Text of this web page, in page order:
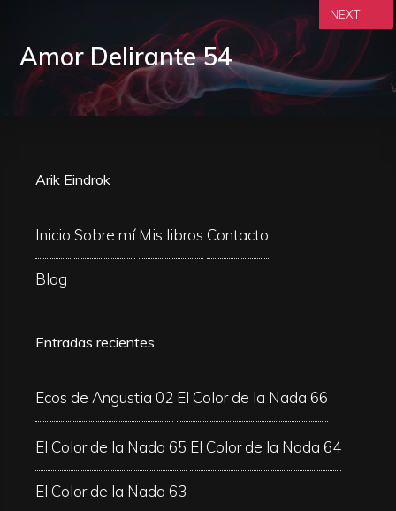
Amor Delirante 54
NEXT
Arik Eindrok
Inicio Sobre mí Mis libros Contacto
Blog
Entradas recientes
Ecos de Angustia 02 El Color de la Nada 66
El Color de la Nada 65 El Color de la Nada 64
El Color de la Nada 63